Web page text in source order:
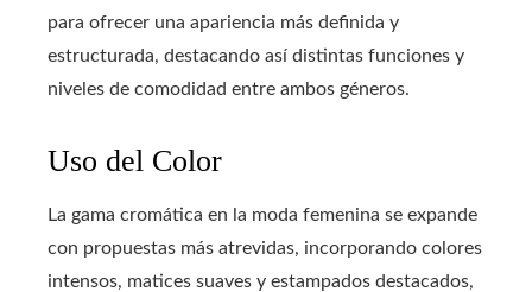
para ofrecer una apariencia más definida y
estructurada, destacando así distintas funciones y
niveles de comodidad entre ambos géneros.
Uso del Color
La gama cromática en la moda femenina se expande
con propuestas más atrevidas, incorporando colores
intensos, matices suaves y estampados destacados,